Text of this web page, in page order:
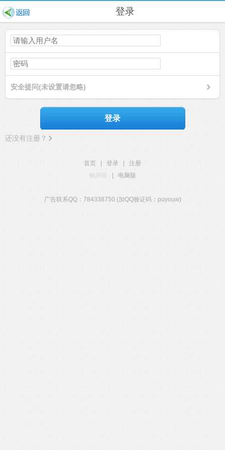
登录
安全提问(未设置请忽略)
登录
还没有注册？
首页 登录
注册
触屏版
电脑版
广告联系QQ：784338750 (加QQ验证码：puyouw)